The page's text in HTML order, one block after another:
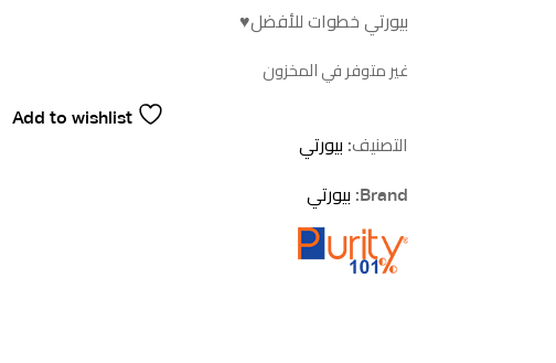
بيورتي خطوات للأفضل♥
غير متوفر في المخزون
Add to wishlist
التصنيف: بيورتي
Brand: بيورتي